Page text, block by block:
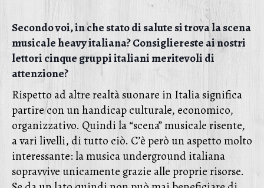
Secondo voi, in che stato di salute si trova la scena
musicale heavy italiana? Consigliereste ai nostri
lettori cinque gruppi italiani meritevoli di
attenzione?
Rispetto ad altre realtà suonare in Italia significa
partire con un handicap culturale, economico,
organizzativo. Quindi la “scena” musicale risente,
a vari livelli, di tutto ciò. C’è però un aspetto molto
interessante: la musica underground italiana
sopravvive unicamente grazie alle proprie risorse.